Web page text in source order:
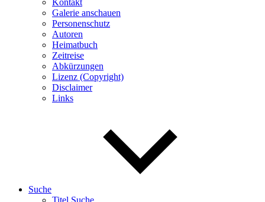
Kontakt
Galerie anschauen
Personenschutz
Autoren
Heimatbuch
Zeitreise
Abkürzungen
Lizenz (Copyright)
Disclaimer
Links
Suche
Titel Suche